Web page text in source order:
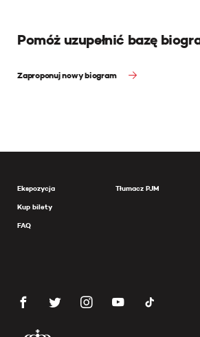
Pomóż uzupełnić bazę
Zaproponuj nowy biogram
Ekspozycja
Kup bilety
FAQ
Tłumacz PJM